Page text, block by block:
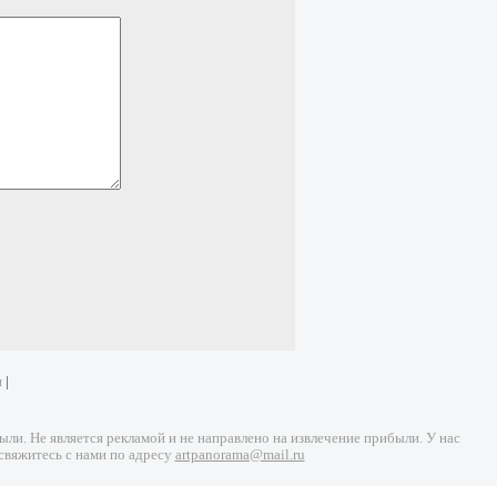
Не является рекламой и не направлено на извлечение прибыли. У нас
с нами по адресу artpanorama@mail.ru